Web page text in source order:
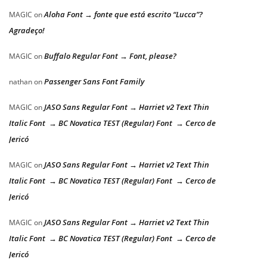
MAGIC onAloha Font → fonte que está escrito “Lucca”?
Agradeço!
MAGIC onBuffalo Regular Font → Font, please?
nathanonPassenger Sans Font Family
MAGIC onJASO Sans Regular Font → Harriet v2 Text Thin
Italic Font → BC Novatica TEST (Regular) Font → Cerco de
Jericó
MAGIC onJASO Sans Regular Font → Harriet v2 Text Thin
Italic Font → BC Novatica TEST (Regular) Font → Cerco de
Jericó
MAGIC onJASO Sans Regular Font → Harriet v2 Text Thin
Italic Font → BC Novatica TEST (Regular) Font → Cerco de
Jericó